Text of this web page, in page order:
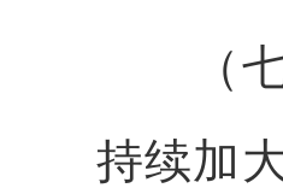
（七
持续加